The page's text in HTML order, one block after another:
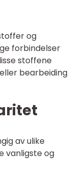
og
forbindelser
stoffene
bearbeiding
av ulike
vanligste og